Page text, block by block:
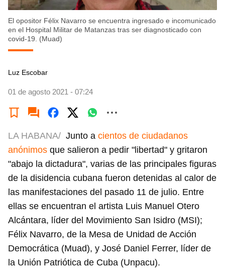
El opositor Félix Navarro se encuentra ingresado e incomunicado
en el Hospital Militar de Matanzas tras ser diagnosticado con
covid-19. (Muad)
Luz Escobar
01 de agosto 2021 - 07:24
LA HABANA/ Junto a cientos de ciudadanos
anónimos que salieron a pedir "libertad" y gritaron
"abajo la dictadura", varias de las principales figuras
de la disidencia cubana fueron detenidas al calor de
las manifestaciones del pasado 11 de julio. Entre
ellas se encuentran el artista Luis Manuel Otero
Alcántara, líder del Movimiento San Isidro (MSI);
Félix Navarro, de la Mesa de Unidad de Acción
Democrática (Muad), y José Daniel Ferrer, líder de
la Unión Patriótica de Cuba (Unpacu).